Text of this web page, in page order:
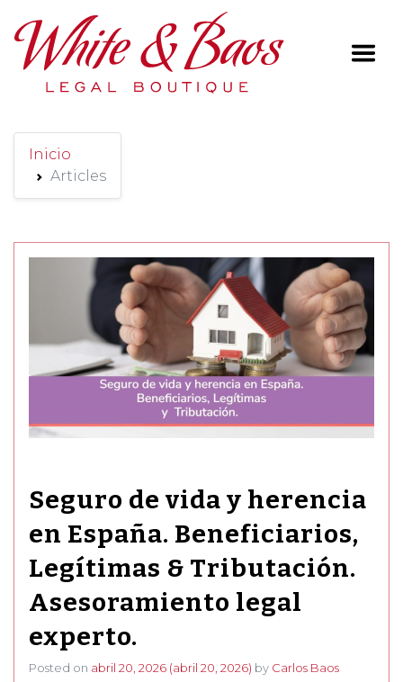
Main Navigation
Inicio
Articles
Seguro de vida y herencia
en España. Beneficiarios,
Legítimas & Tributación.
Asesoramiento legal
experto.
Posted on abril 20, 2026 (abril 20, 2026) by Carlos Baos